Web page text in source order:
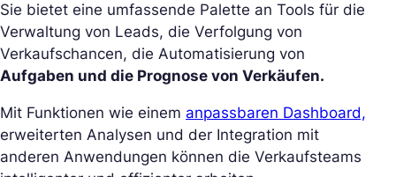
Sie bietet eine umfassende Palette an Tools für die
Verwaltung von Leads, die Verfolgung von
Verkaufschancen, die Automatisierung von
Aufgaben und die Prognose von Verkäufen.
Mit Funktionen wie einem anpassbaren Dashboard,
erweiterten Analysen und der Integration mit
anderen Anwendungen können die Verkaufsteams